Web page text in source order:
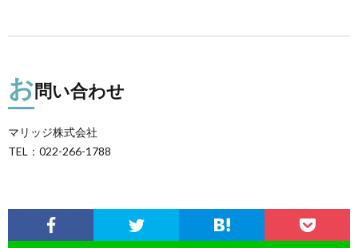
お問い合わせ
マリッジ株式会社
TEL：022-266-1788